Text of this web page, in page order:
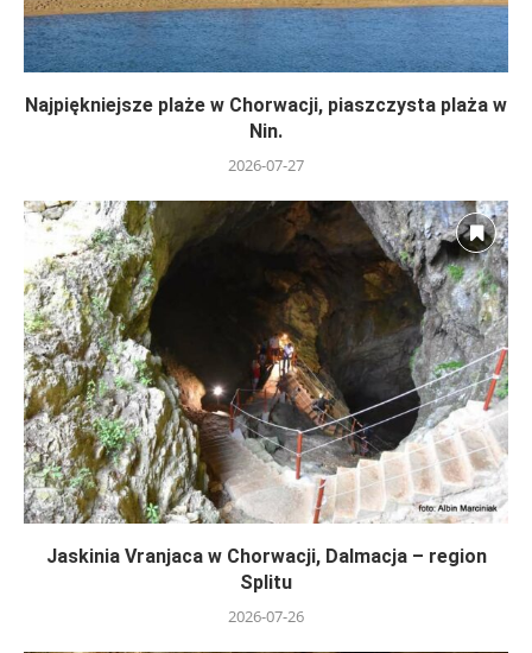
Najpiękniejsze plaże w Chorwacji, piaszczysta plaża w
Nin.
2026-07-27
Jaskinia Vranjaca w Chorwacji, Dalmacja – region
Splitu
2026-07-26